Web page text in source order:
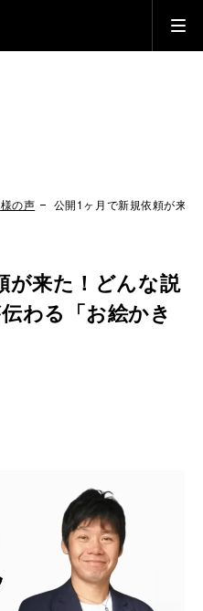
の声 公開1ヶ月で新規依頼が来
が来た！どんな説
わる「お絵かき